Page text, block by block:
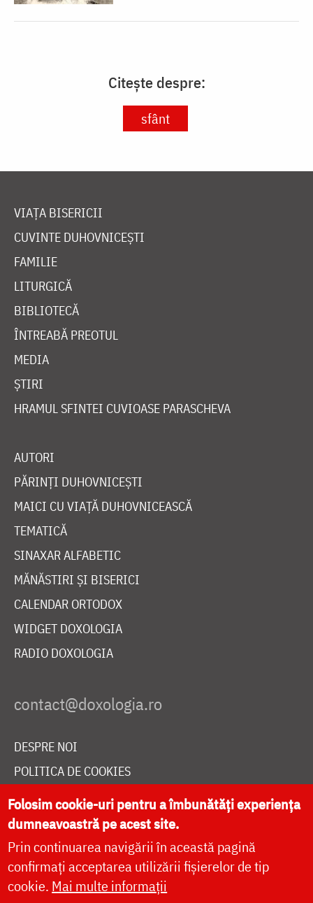
Citește despre:
sfânt
VIAȚA BISERICII
CUVINTE DUHOVNICEȘTI
FAMILIE
LITURGICĂ
BIBLIOTECĂ
ÎNTREABĂ PREOTUL
MEDIA
ȘTIRI
HRAMUL SFINTEI CUVIOASE PARASCHEVA
AUTORI
PĂRINȚI DUHOVNICEȘTI
MAICI CU VIAȚĂ DUHOVNICEASCĂ
TEMATICĂ
SINAXAR ALFABETIC
MĂNĂSTIRI ȘI BISERICI
CALENDAR ORTODOX
WIDGET DOXOLOGIA
RADIO DOXOLOGIA
DESPRE NOI
POLITICA DE COOKIES
DONEAZĂ ONLINE PENTRU CATEDRALA NAȚIONALĂ
LIVE
Folosim cookie-uri pentru a îmbunătăți experiența
dumneavoastră pe acest site.
Prin continuarea navigării în această pagină
confirmați acceptarea utilizării fișierelor de tip
cookie. Mai multe informații